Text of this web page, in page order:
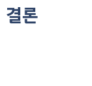
결론